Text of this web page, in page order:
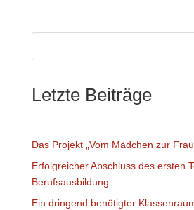
Letzte Beiträge
Das Projekt „Vom Mädchen zur
Erfolgreicher Abschluss des ersten
Berufsausbildung.
Ein dringend benötigter